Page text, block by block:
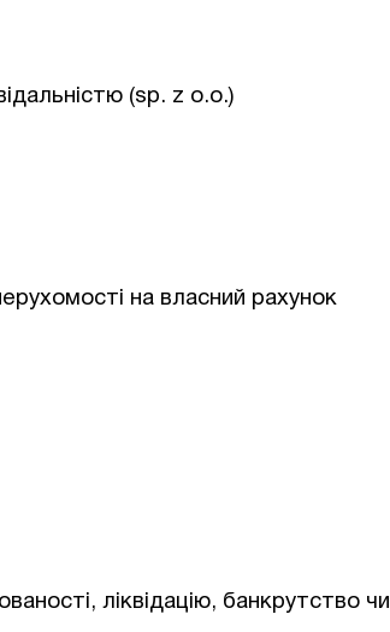
(sp. z o.o.)
на власний рахунок
ліквідацію, банкрутство чи
Залишити заявку